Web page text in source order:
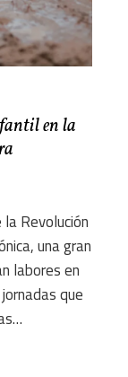
en la
Revolución
una gran
labores en
que